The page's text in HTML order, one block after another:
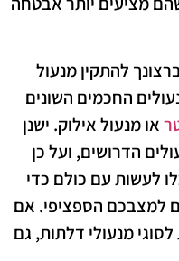
להתקין מנעול
החכמים השונים
או מנעול אילוק. ישנן
הדרושים, ועל כן
לעשות עם כולם כדי
למצבכם הספציפי. אם
מנעולי דלתות, גם